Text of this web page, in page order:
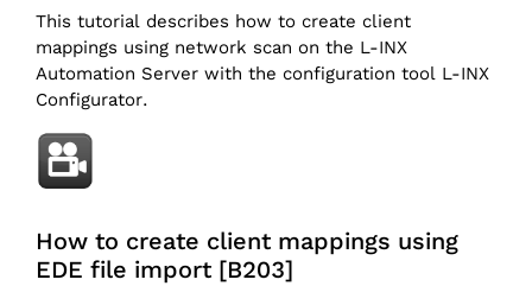
This tutorial describes how to create client
mappings using network scan on the L-INX
Automation Server with the configuration tool L-INX
Configurator.
How to create client mappings using
EDE file import [B203]